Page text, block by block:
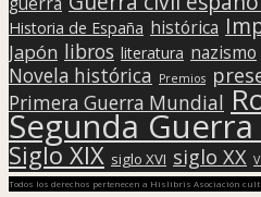
Historia de España histórica
Japón libros literatura nazismo
Novela histórica Premios
Primera Guerra Mundial
Segunda
Siglo XIX siglo XVI siglo XX
Todos los derechos pertenecen a Hislibris Asociación